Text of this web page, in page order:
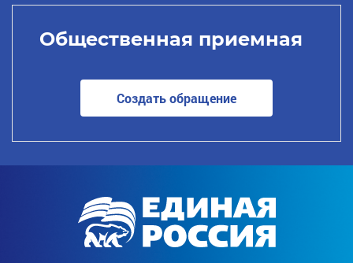
Общественная приемная
Создать обращение